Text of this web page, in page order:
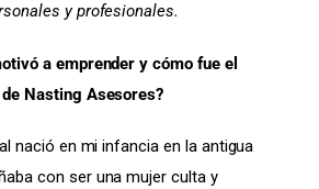
y profesionales.
a emprender y cómo fue el
Nasting Asesores?
nació en mi infancia en la antigua
con ser una mujer culta y